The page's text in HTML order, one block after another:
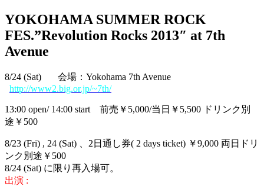
YOKOHAMA SUMMER ROCK
FES.”Revolution Rocks 2013″ at 7th
Avenue
8/24 (Sat) 会場：Yokohama 7th Avenue
http://www2.big.or.jp/~7th/
13:00 open/ 14:00 start 前売￥5,000/当日￥5,500 ドリンク別
途￥500
8/23 (Fri) , 24 (Sat) 、2日通し券( 2 days ticket) ￥9,000 両日ドリ
ンク別途￥500
8/24 (Sat) に限り再入場可。
出演 :